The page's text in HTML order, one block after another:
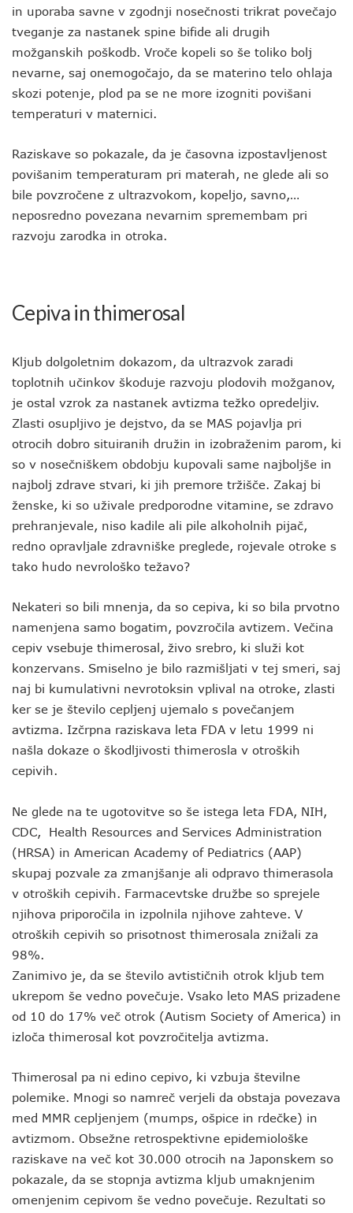
in uporaba savne v zgodnji nosečnosti trikrat povečajo
tveganje za nastanek spine bifide ali drugih
možganskih poškodb. Vroče kopeli so še toliko bolj
nevarne, saj onemogočajo, da se materino telo ohlaja
skozi potenje, plod pa se ne more izogniti povišani
temperaturi v maternici.
Raziskave so pokazale, da je časovna izpostavljenost
povišanim temperaturam pri materah, ne glede ali so
bile povzročene z ultrazvokom, kopeljo, savno,…
neposredno povezana nevarnim spremembam pri
razvoju zarodka in otroka.
Cepiva in thimerosal
Kljub dolgoletnim dokazom, da ultrazvok zaradi
toplotnih učinkov škoduje razvoju plodovih možganov,
je ostal vzrok za nastanek avtizma težko opredeljiv.
Zlasti osupljivo je dejstvo, da se MAS pojavlja pri
otrocih dobro situiranih družin in izobraženim parom, ki
so v nosečniškem obdobju kupovali same najboljše in
najbolj zdrave stvari, ki jih premore tržišče. Zakaj bi
ženske, ki so uživale predporodne vitamine, se zdravo
prehranjevale, niso kadile ali pile alkoholnih pijač,
redno opravljale zdravniške preglede, rojevale otroke s
tako hudo nevrološko težavo?
Nekateri so bili mnenja, da so cepiva, ki so bila prvotno
namenjena samo bogatim, povzročila avtizem. Večina
cepiv vsebuje thimerosal, živo srebro, ki služi kot
konzervans. Smiselno je bilo razmišljati v tej smeri, saj
naj bi kumulativni nevrotoksin vplival na otroke, zlasti
ker se je število cepljenj ujemalo s povečanjem
avtizma. Izčrpna raziskava leta FDA v letu 1999 ni
našla dokaze o škodljivosti thimerosla v otroških
cepivih.
Ne glede na te ugotovitve so še istega leta FDA, NIH,
CDC, Health Resources and Services Administration
(HRSA) in American Academy of Pediatrics (AAP)
skupaj pozvale za zmanjšanje ali odpravo thimerasola
v otroških cepivih. Farmacevtske družbe so sprejele
njihova priporočila in izpolnila njihove zahteve. V
otroških cepivih so prisotnost thimerosala znižali za
98%.
Zanimivo je, da se število avtističnih otrok kljub tem
ukrepom še vedno povečuje. Vsako leto MAS prizadene
od 10 do 17% več otrok (Autism Society of America) in
izloča thimerosal kot povzročitelja avtizma.
Thimerosal pa ni edino cepivo, ki vzbuja številne
polemike. Mnogi so namreč verjeli da obstaja povezava
med MMR cepljenjem (mumps, ošpice in rdečke) in
avtizmom. Obsežne retrospektivne epidemiološke
raziskave na več kot 30.000 otrocih na Japonskem so
pokazale, da se stopnja avtizma kljub umaknjenim
omenjenim cepivom še vedno povečuje. Rezultati so